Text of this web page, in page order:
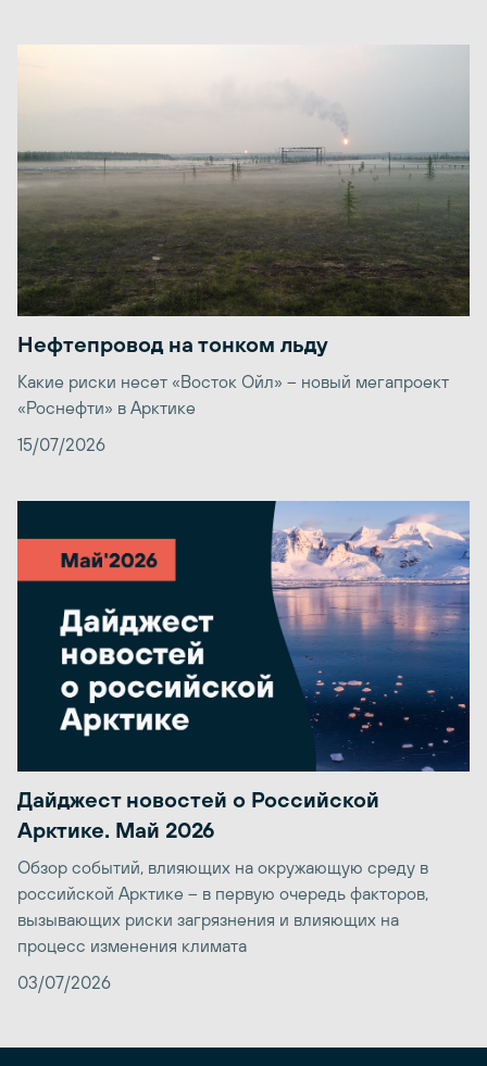
Нефтепровод на тонком льду
Какие риски несет «Восток Ойл» – новый мегапроект
«Роснефти» в Арктике
15/07/2026
Дайджест новостей о Российской
Арктике. Май 2026
Обзор событий, влияющих на окружающую среду в
российской Арктике – в первую очередь факторов,
вызывающих риски загрязнения и влияющих на
процесс изменения климата
03/07/2026